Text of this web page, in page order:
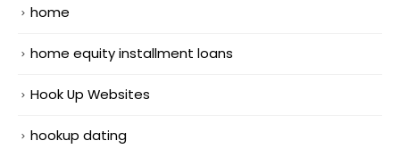
home
home equity installment loans
Hook Up Websites
hookup dating